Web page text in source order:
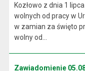
Kozłowo z dnia 1
wolnych od pracy w
w zamian za święto
wolny od...
Zawiadomienie